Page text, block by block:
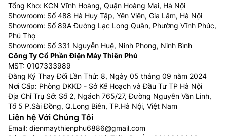
Máy giặt kết hợp công nghệ sấy là thiết bị 2 trong 1,
vừa giặt sạch vừa sấy khô quần áo trong cùng một
lồng giặt, cực kỳ tiện lợi cho gia đình ít người hoặc
vào mùa mưa, giúp tiết kiệm không gian và công sức
không phải chuyển đồ. Máy hoạt động bằng cách giặt
như máy thường, sau đó dùng công nghệ sấy ngưng tụ
hoặc bơm nhiệt để làm khô bằng hơi nóng, phù hợp
với nhiều chất liệu vải và có nhiều chế độ, dù chu trình
sấy có thể lâu hơn máy sấy độc lập.
Máy giặt sấy được bán với mức giá giao động trong
Tổng Kho: KCN Vĩnh Hoàng, Quận Hoàng Mai, Hà Nội
Showroom: Số 488 Hà Huy Tập, Yên Viên, Gia Lâm, Hà Nội
Showroom: Số 89A Đường Lạc Long Quân, Phường Vĩnh Phúc,
Phú Thọ
Showroom: Số 331 Nguyễn Huệ, Ninh Phong, Ninh Bình
Công Ty Cổ Phần Điện Máy Thiên Phú
MST: 0107333989
Đăng Ký Thay Đổi Lần Thứ: 8, Ngày 05 tháng 09 năm 2024
Nơi Cấp: Phòng DKKD - Sở Kế Hoạch và Đầu Tư TP Hà Nội
Địa Chỉ Trụ Sở: Số 2, Ngách 765/27, Đường Nguyễn Văn Linh,
Tổ 5 P.Sài Đồng, Q.Long Biên, TP.Hà Nội, Việt Nam
Liên hệ Với Chúng Tôi
Email: dienmaythienphu6886@gmail.com